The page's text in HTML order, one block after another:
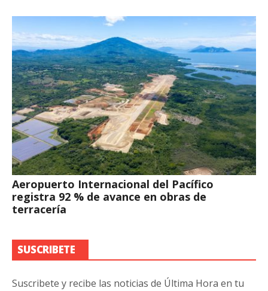
Aeropuerto Internacional del Pacífico
registra 92 % de avance en obras de
terracería
SUSCRIBETE
Suscribete y recibe las noticias de Última Hora en tu